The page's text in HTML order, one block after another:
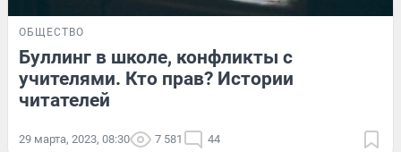
ОБЩЕСТВО
Буллинг в школе, конфликты с
учителями. Кто прав? Истории
читателей
29 марта, 2023, 08:30 7 581 44